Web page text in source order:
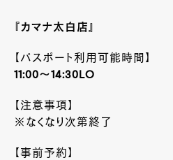
『カマナ太白店』
【パスポート利用可能時間】
11:00～14:30LO
【注意事項】
※なくなり次第終了
【事前予約】